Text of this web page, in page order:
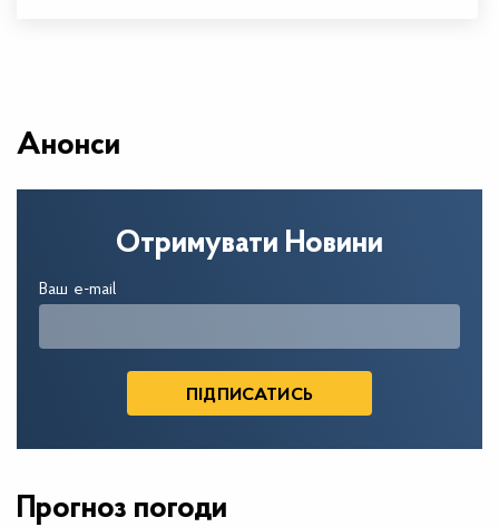
Анонси
Отримувати Новини
Ваш e-mail
Прогноз погоди